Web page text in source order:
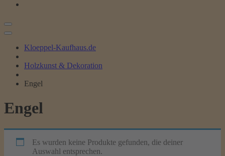
Kloeppel-Kaufhaus.de
Holzkunst & Dekoration
Engel
Engel
Es wurden keine Produkte gefunden, die deiner
Auswahl entsprechen.